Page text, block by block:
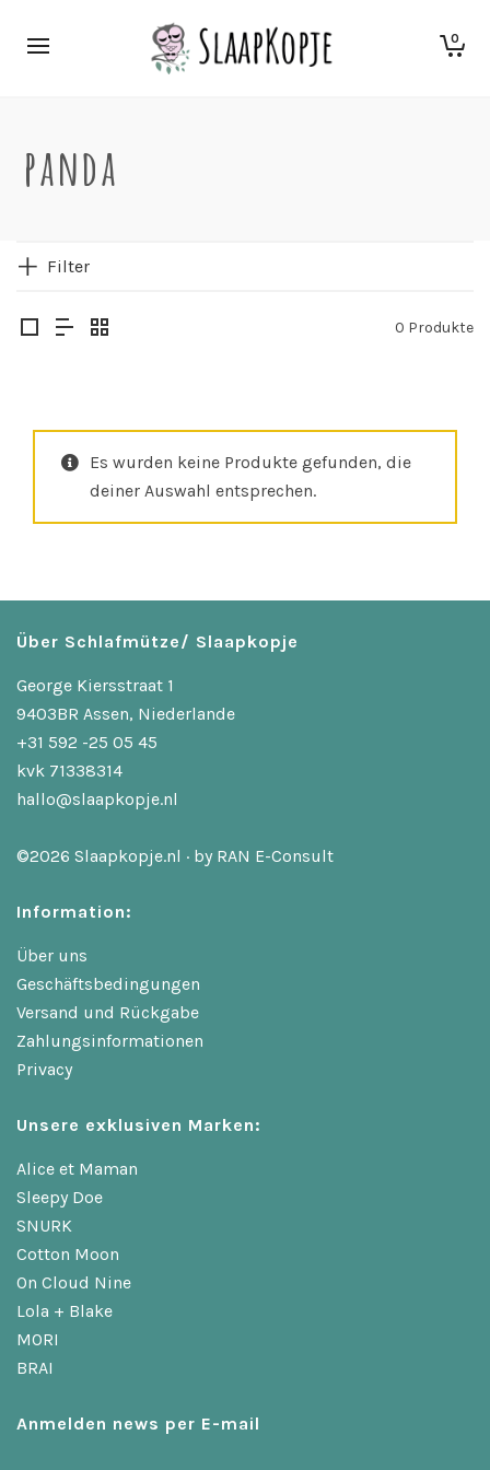
0
panda
Filter
0 Produkte
Es wurden keine Produkte gefunden, die
deiner Auswahl entsprechen.
Über Schlafmütze/ Slaapkopje
George Kiersstraat 1
9403BR Assen, Niederlande
+31 592 -25 05 45
kvk 71338314
hallo@slaapkopje.nl
©2026 Slaapkopje.nl · by RAN E-Consult
Information:
Über uns
Geschäftsbedingungen
Versand und Rückgabe
Zahlungsinformationen
Privacy
Unsere exklusiven Marken:
Alice et Maman
Sleepy Doe
SNURK
Cotton Moon
On Cloud Nine
Lola + Blake
MORI
BRAI
Anmelden news per E-mail